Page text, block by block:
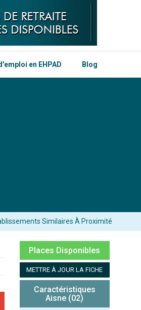
en EHPAD Blog
Similaires À Proximité
Places Disponibles
METTRE À JOUR LA FICHE
Caractéristiques
Aisne (02)